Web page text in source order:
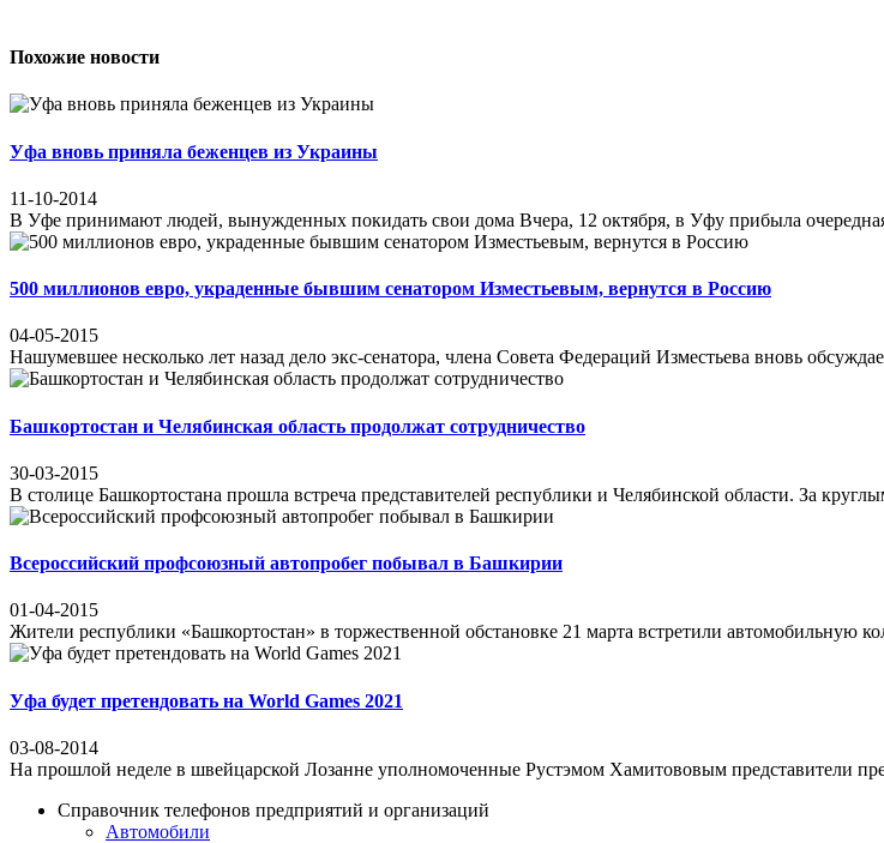
Похожие новости
Уфа вновь приняла беженцев из Украины
11-10-2014
В Уфе принимают людей, вынужденных покидать свои дома Вчера, 12 октября, в Уфу прибыла
500 миллионов евро, украденные бывшим сенатором Изместьевым, вернутся в Россию
04-05-2015
Нашумевшее несколько лет назад дело экс-сенатора, члена Совета Федераций Изместьева вновь
Башкортостан и Челябинская область продолжат сотрудничество
30-03-2015
В столице Башкортостана прошла встреча представителей республики и Челябинской области. За
Всероссийский профсоюзный автопробег побывал в Башкирии
01-04-2015
Жители республики «Башкортостан» в торжественной обстановке 21 марта встретили автомобильную
Уфа будет претендовать на World Games 2021
03-08-2014
На прошлой неделе в швейцарской Лозанне уполномоченные Рустэмом Хамитововым представители
Справочник телефонов предприятий и организаций
Автомобили